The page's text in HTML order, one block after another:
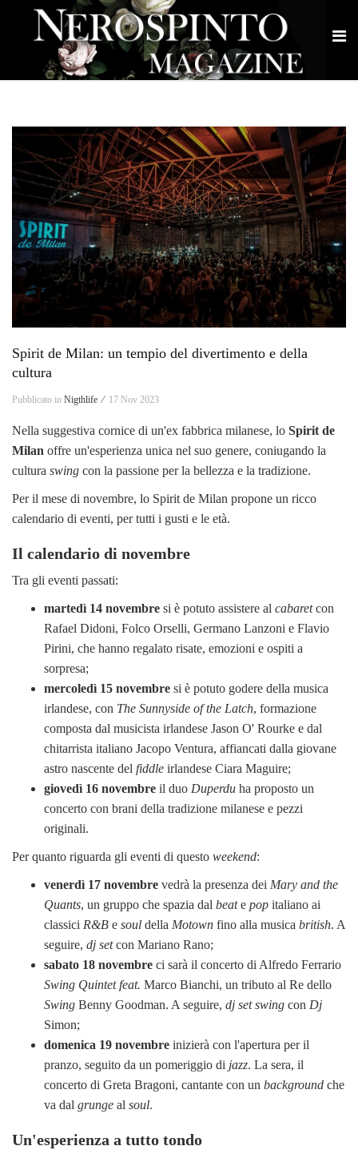
Spirit de Milan: un tempio del divertimento e della
cultura
Pubblicato in Nigthlife ⁄ 17 Nov 2023
Nella suggestiva cornice di un'ex fabbrica milanese, lo Spirit de
Milan offre un'esperienza unica nel suo genere, coniugando la
cultura swing con la passione per la bellezza e la tradizione.
Per il mese di novembre, lo Spirit de Milan propone un ricco
calendario di eventi, per tutti i gusti e le età.
Il calendario di novembre
Tra gli eventi passati:
martedì 14 novembre si è potuto assistere al cabaretcon
Rafael Didoni, Folco Orselli, Germano Lanzoni e Flavio
Pirini, che hanno regalato risate, emozioni e ospiti a
sorpresa;
mercoledì 15 novembre si è potuto godere della musica
irlandese, con The Sunnyside of the Latch, formazione
composta dal musicista irlandese Jason O' Rourke e dal
chitarrista italiano Jacopo Ventura, affiancati dalla giovane
astro nascente del fiddle irlandese Ciara Maguire;
giovedì 16 novembre il duo Duperdu ha proposto un
concerto con brani della tradizione milanese e pezzi
originali.
Per quanto riguarda gli eventi di questo weekend:
venerdì 17 novembre vedrà la presenza dei Mary and the
Quants, un gruppo che spazia dal beate pop italiano ai
classici R&B e soul della Motown fino alla musica british. A
seguire, dj setcon Mariano Rano;
sabato 18 novembre ci sarà il concerto di Alfredo Ferrario
Swing Quintet feat. Marco Bianchi, un tributo al Re dello
Swing Benny Goodman. A seguire, dj set swing con Dj
Simon;
domenica 19 novembre inizierà con l'apertura per il
pranzo, seguito da un pomeriggio di jazz. La sera, il
concerto di Greta Bragoni, cantante con un background che
va dal grunge al soul.
Un'esperienza a tutto tondo